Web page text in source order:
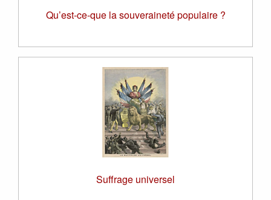
Qu’est-ce-que la souveraineté populaire ?
Suffrage universel